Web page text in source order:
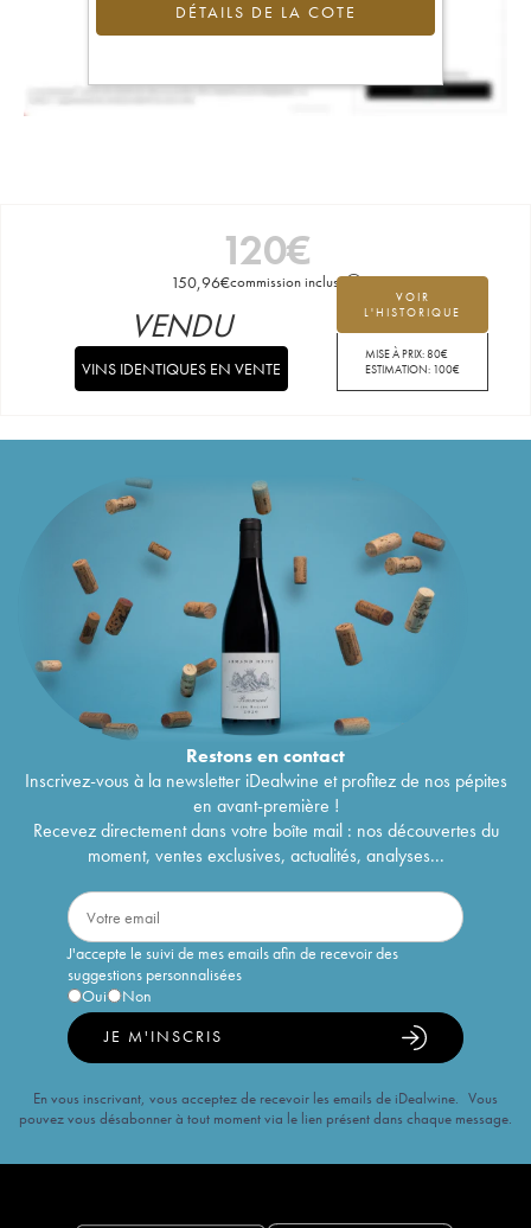
DÉTAILS DE LA COTE
120€
150,96€commission incluse
VOIR
L'HISTORIQUE
MISE À PRIX:80€
ESTIMATION: 100€
VENDU
VINS IDENTIQUES EN VENTE
Restons encontact
Inscrivez-vous à la newsletter iDealwine et profitez de nos pépites
en avant-première !
Recevez directement dans votre boîte mail : nos découvertes du
moment, ventes exclusives, actualités, analyses...
J'accepte le suivi de mes emails afin de recevoir des
suggestions personnalisées
Oui
Non
JE M'INSCRIS
En vous inscrivant, vous acceptez de recevoir les emails de iDealwine. Vous
pouvez vous désabonner à tout moment via le lien présent dans chaque message.